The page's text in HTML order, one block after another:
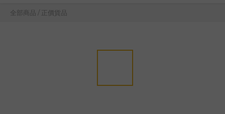
全部商品 / 正價貨品